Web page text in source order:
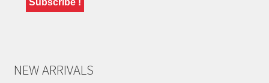
NEW ARRIVALS